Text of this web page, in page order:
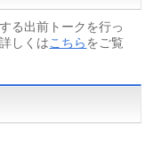
る出前トークを行っ
しくはこちらをご覧